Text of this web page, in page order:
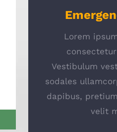
Lorem
Vestibulum
sodales
dapibus,
velit